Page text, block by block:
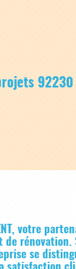
92230
votre
de rénovation.
se